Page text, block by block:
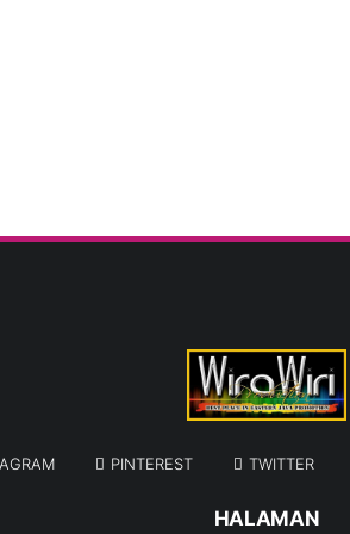
PINTEREST TWITTER
HALAMAN